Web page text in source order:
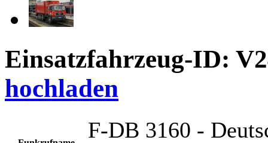
Einsatzfahrzeug-ID:
hochladen
F-DB 3160 -